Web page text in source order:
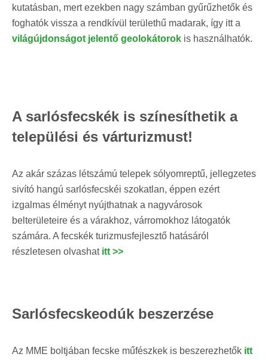
kutatásban, mert ezekben nagy számban gyűrűzhetők és
foghatók vissza a rendkívül területhű madarak, így itt a
világújdonságot jelentő geolokátorok is használhatók.
A sarlósfecskék is színesíthetik a
települési és várturizmust!
Az akár százas létszámú telepek sólyomreptű, jellegzetes
sivító hangú sarlósfecskéi szokatlan, éppen ezért
izgalmas élményt nyújthatnak a nagyvárosok
belterületeire és a várakhoz, várromokhoz látogatók
számára. A fecskék turizmusfejlesztő hatásáról
részletesen olvashat itt >>
Sarlósfecskeodúk beszerzése
Az MME boltjában fecske műfészkek is beszerezhetők itt